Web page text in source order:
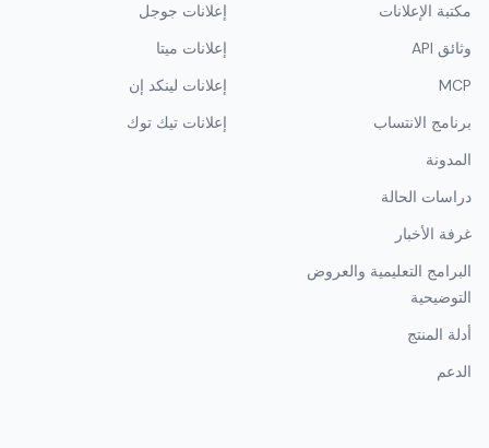
مكتبة الإعلانات
وثائق API
MCP
برنامج الانتساب
المدونة
دراسات الحالة
غرفة الأخبار
البرامج التعليمية والعروض
التوضيحية
أدلة المنتج
الدعم
إعلانات جوجل
إعلانات ميتا
إعلانات لينكد إن
إعلانات تيك توك